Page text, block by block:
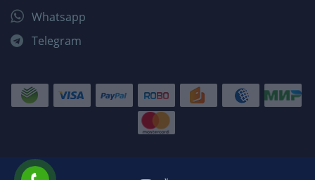
Whatsapp
Telegram